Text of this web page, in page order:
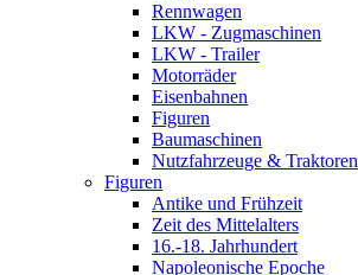
Rennwagen
LKW - Zugmaschinen
LKW - Trailer
Motorräder
Eisenbahnen
Figuren
Baumaschinen
Nutzfahrzeuge & Traktoren
Figuren
Antike und Frühzeit
Zeit des Mittelalters
16.-18. Jahrhundert
Napoleonische Epoche